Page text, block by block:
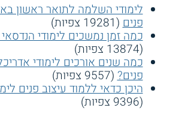
לימודי השלמה לתואר ראשון
פנים(19281 צפיות)
כמה זמן נמשכים לימודי
(13874 צפיות)
כמה שנים אורכים לימודי
פנים?(9557 צפיות)
היכן כדאי ללמוד עיצוב פנים
(9396 צפיות)